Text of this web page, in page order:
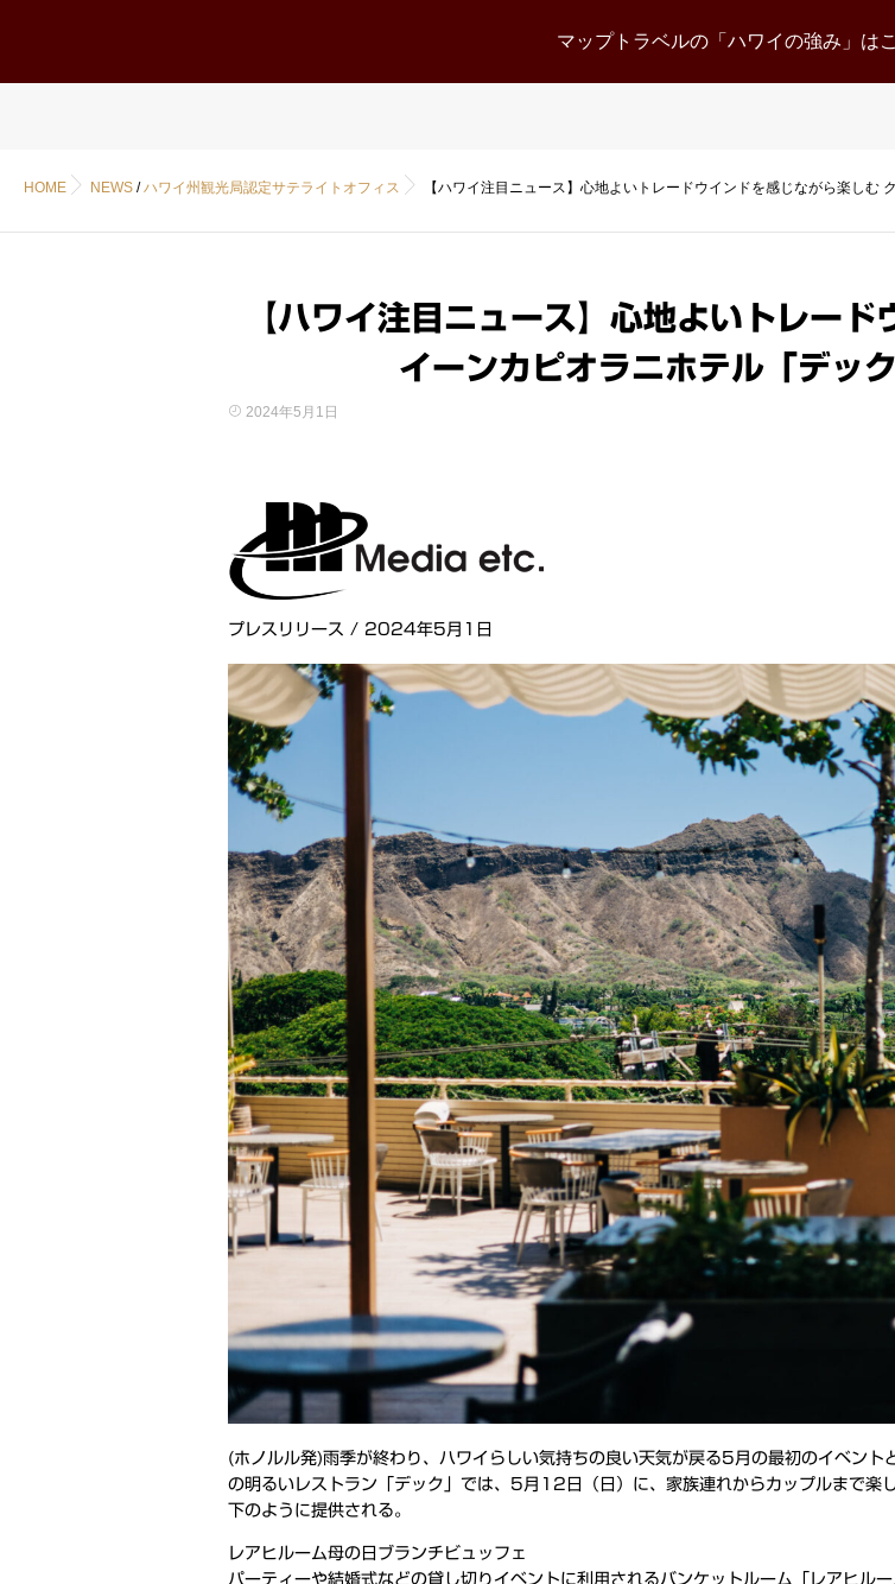
マップトラベルの「ハワイの強み」は
News Release Business corporate
HOME NEWS /ハワイ州観光局認定サテライトオフィス 【ハワイ注目ニュース】心地よいトレードウインドを感じながら楽しむ
【ハワイ注目ニュース】心地よいトレー
イーンカピオラニホテル「デッ
2024年5月1日
プレスリリース / 2024年5月1日
(ホノルル発)雨季が終わり、ハワイらしい気持ちの良い天気が戻る5月の最初のイベン
の明るいレストラン「デック」では、5月12日（日）に、家族連れからカップルまで楽
下のように提供される。
レアヒルーム母の日ブランチビュッフェ
パーティーや結婚式などの貸し切りイベントに利用されるバンケットルーム「レアヒル